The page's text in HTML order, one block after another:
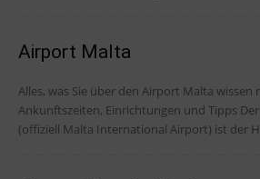
Airport Malta
Alles, was Sie über den Airport Malta wissen
Ankunftszeiten, Einrichtungen und Tipps Der Flughafen Malta
(offiziell Malta International Airport) ist der